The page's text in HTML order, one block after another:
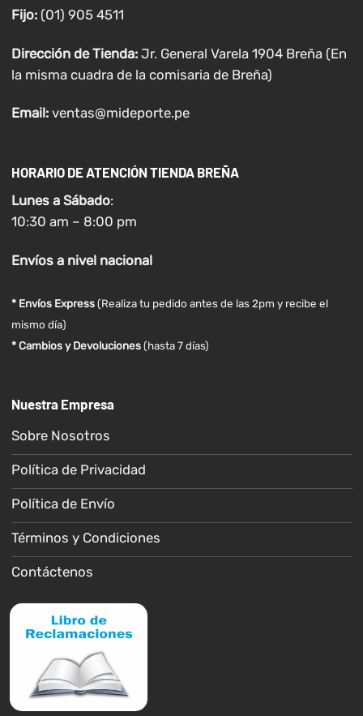
Fijo:(01) 905 4511
Dirección de Tienda: Jr. General Varela 1904 Breña (En
la misma cuadra de la comisaria de Breña)
Email: ventas@mideporte.pe
HORARIO DE ATENCIÓN TIENDA BREÑA
Lunes a Sábado:
10:30 am – 8:00 pm
Envíosa nivel nacional
* Envíos Express(Realiza tu pedido antes de las 2pm y recibe el
mismo día)
* Cambios y Devoluciones (hasta 7 días)
Nuestra Empresa
Sobre Nosotros
Política de Privacidad
Política de Envío
Términos y Condiciones
Contáctenos